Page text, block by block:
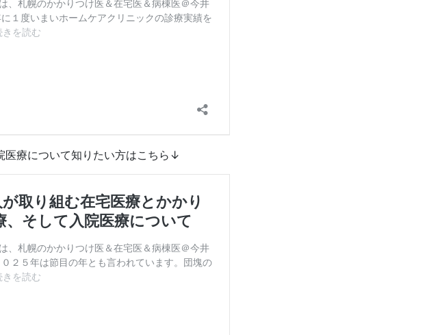
医療について知りたい方はこちら↓